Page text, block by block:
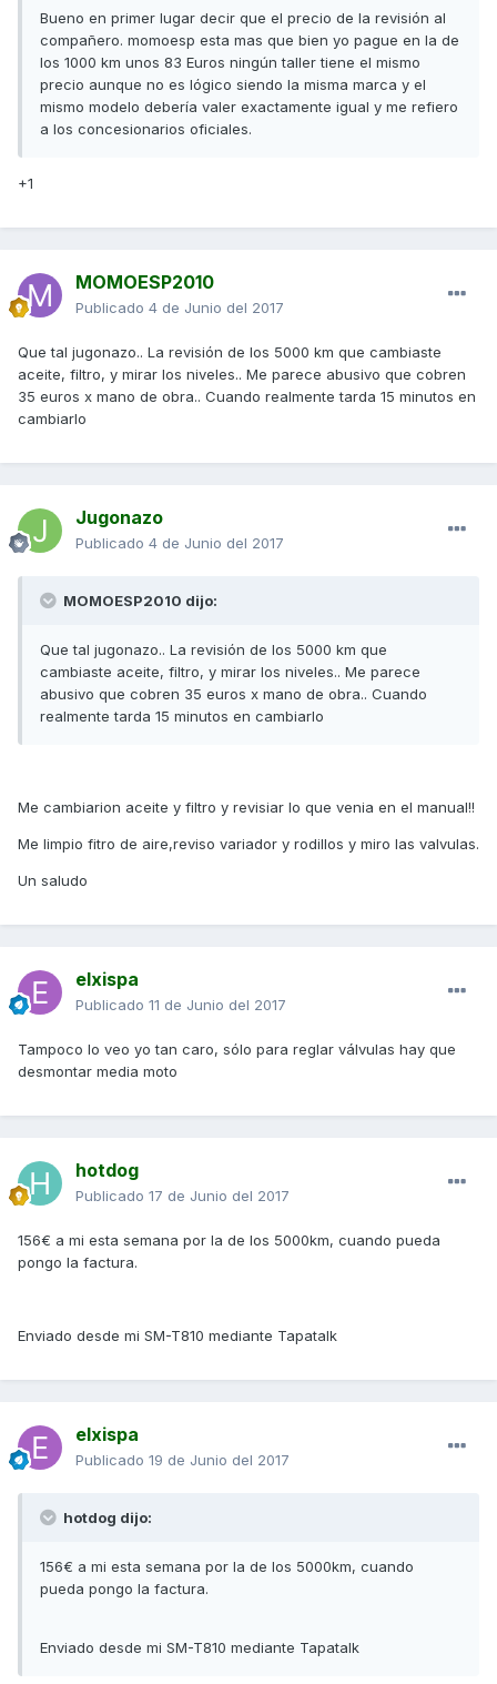
Bueno en primer lugar decir que el precio de la revisión al
compañero. momoesp esta mas que bien yo pague en la de
los 1000 km unos 83 Euros ningún taller tiene el mismo
precio aunque no es lógico siendo la misma marca y el
mismo modelo debería valer exactamente igual y me refiero
a los concesionarios oficiales.
+1
MOMOESP2010
Publicado 4 de Junio del 2017
Que tal jugonazo.. La revisión de los 5000 km que cambiaste
aceite, filtro, y mirar los niveles.. Me parece abusivo que cobren
35 euros x mano de obra.. Cuando realmente tarda 15 minutos en
cambiarlo
Jugonazo
Publicado 4 de Junio del 2017
MOMOESP2010 dijo:
Que tal jugonazo.. La revisión de los 5000 km que
cambiaste aceite, filtro, y mirar los niveles.. Me parece
abusivo que cobren 35 euros x mano de obra.. Cuando
realmente tarda 15 minutos en cambiarlo
Me cambiarion aceite y filtro y revisiar lo que venia en el manual!!
Me limpio fitro de aire,reviso variador y rodillos y miro las valvulas.
Un saludo
elxispa
Publicado 11 de Junio del 2017
Tampoco lo veo yo tan caro, sólo para reglar válvulas hay que
desmontar media moto
hotdog
Publicado 17 de Junio del 2017
156€ a mi esta semana por la de los 5000km, cuando pueda
pongo la factura.
Enviado desde mi SM-T810 mediante Tapatalk
elxispa
Publicado 19 de Junio del 2017
hotdog dijo:
156€ a mi esta semana por la de los 5000km, cuando
pueda pongo la factura.
Enviado desde mi SM-T810 mediante Tapatalk